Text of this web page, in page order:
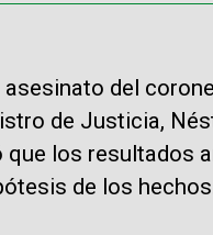
del
de Justicia,
los resultados
de los